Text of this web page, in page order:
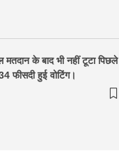
के बाद भी नहीं टूटा पिछले
फीसदी हुई वोटिंग।